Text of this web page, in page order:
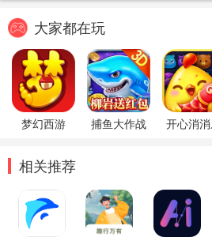
大家都在玩
梦幻西游 捕鱼大作战 开心消
相关推荐